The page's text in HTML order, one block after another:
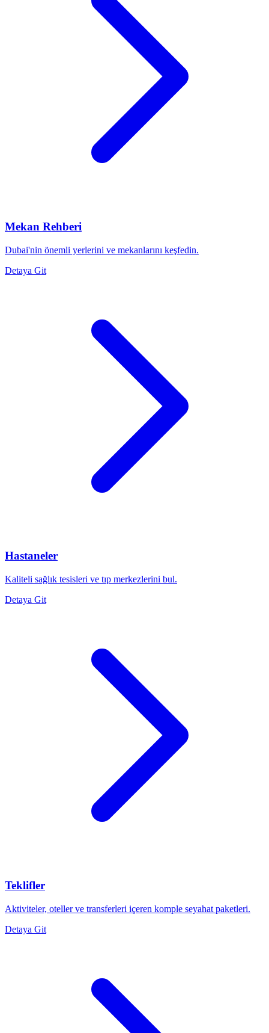
Mekan Rehberi
Dubai'nin önemli yerlerini ve mekanlarını keşfedin.
Detaya Git
Hastaneler
Kaliteli sağlık tesisleri ve tıp merkezlerini bul.
Detaya Git
Teklifler
Aktiviteler, oteller ve transferleri içeren komple seyahat paketleri.
Detaya Git